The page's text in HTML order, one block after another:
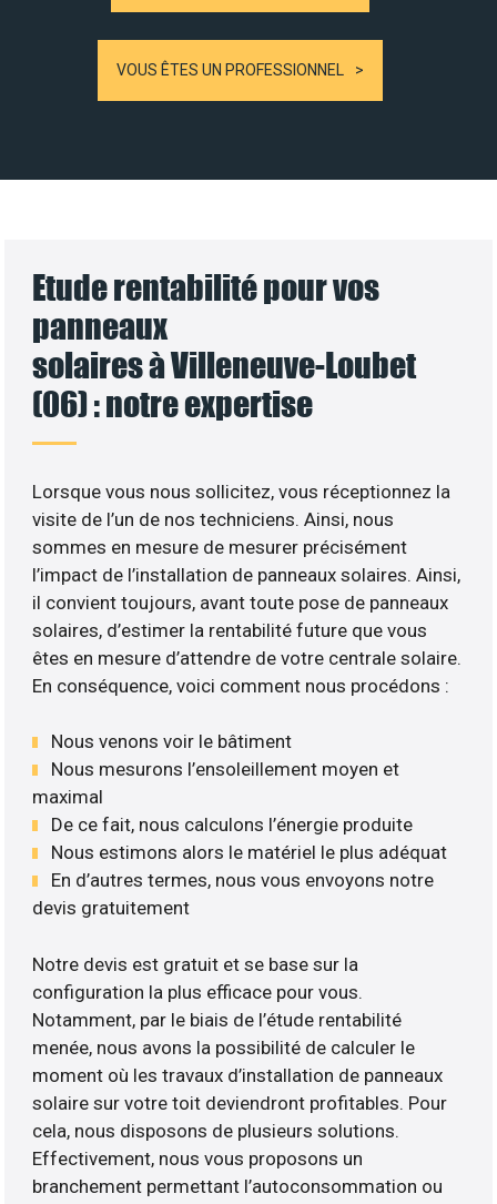
VOUS ÊTES UN PROFESSIONNEL
Etude rentabilité pour vos
panneaux
solaires à Villeneuve-Loubet
(06) : notre expertise
Lorsque vous nous sollicitez, vous réceptionnez la
visite de l’un de nos techniciens. Ainsi, nous
sommes en mesure de mesurer précisément
l’impact de l’installation de panneaux solaires. Ainsi,
il convient toujours, avant toute pose de panneaux
solaires, d’estimer la rentabilité future que vous
êtes en mesure d’attendre de votre centrale solaire.
En conséquence, voici comment nous procédons :
Nous venons voir le bâtiment
Nous mesurons l’ensoleillement moyen et
maximal
De ce fait, nous calculons l’énergie produite
Nous estimons alors le matériel le plus adéquat
En d’autres termes, nous vous envoyons notre
devis gratuitement
Notre devis est gratuit et se base sur la
configuration la plus efficace pour vous.
Notamment, par le biais de l’étude rentabilité
menée, nous avons la possibilité de calculer le
moment où les travaux d’installation de panneaux
solaire sur votre toit deviendront profitables. Pour
cela, nous disposons de plusieurs solutions.
Effectivement, nous vous proposons un
branchement permettant l’autoconsommation ou